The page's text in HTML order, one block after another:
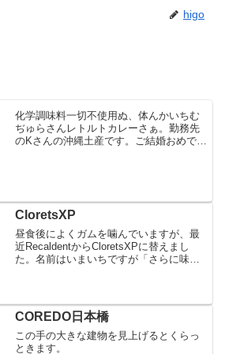
higo
化学調味料一切不使用ぬ、体んかいちむ
ぢゅらさんレトルトカレーさぁ。勤務先
のKさんの沖縄土産です。ご結婚おめでと
CloretsXP
昼食後によくガムを噛んでいますが、最
近RecaldentからCloretsXPに替えまし
た。名前はいまいちですが「さらに味長
す。粒ガム...
COREDO日本橋
この手の大きな建物を見上げるとくらっ
ときます。